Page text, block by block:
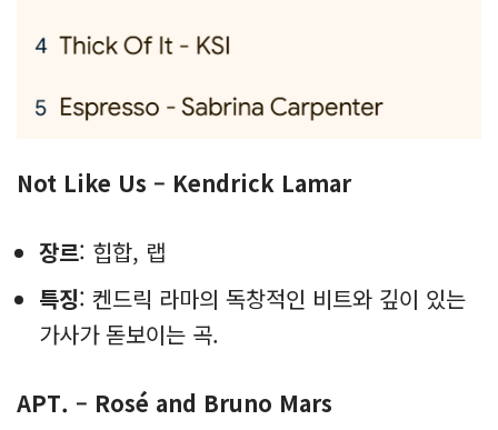
Not Like Us – Kendrick Lamar
장르: 힙합, 랩
특징: 켄드릭 라마의 독창적인 비트와 깊이 있는
가사가 돋보이는 곡.
APT. – Rosé and Bruno Mars